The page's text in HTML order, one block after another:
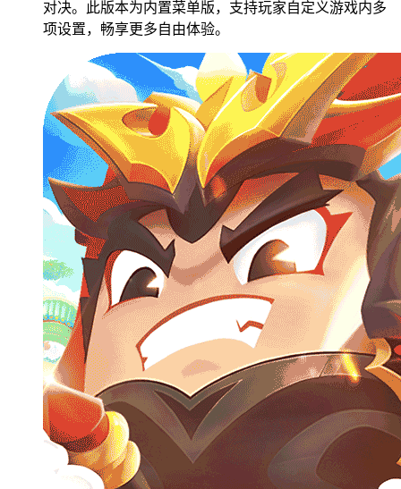
对决。此版本为内置菜单版，支持玩家自定义游戏内多
项设置，畅享更多自由体验。